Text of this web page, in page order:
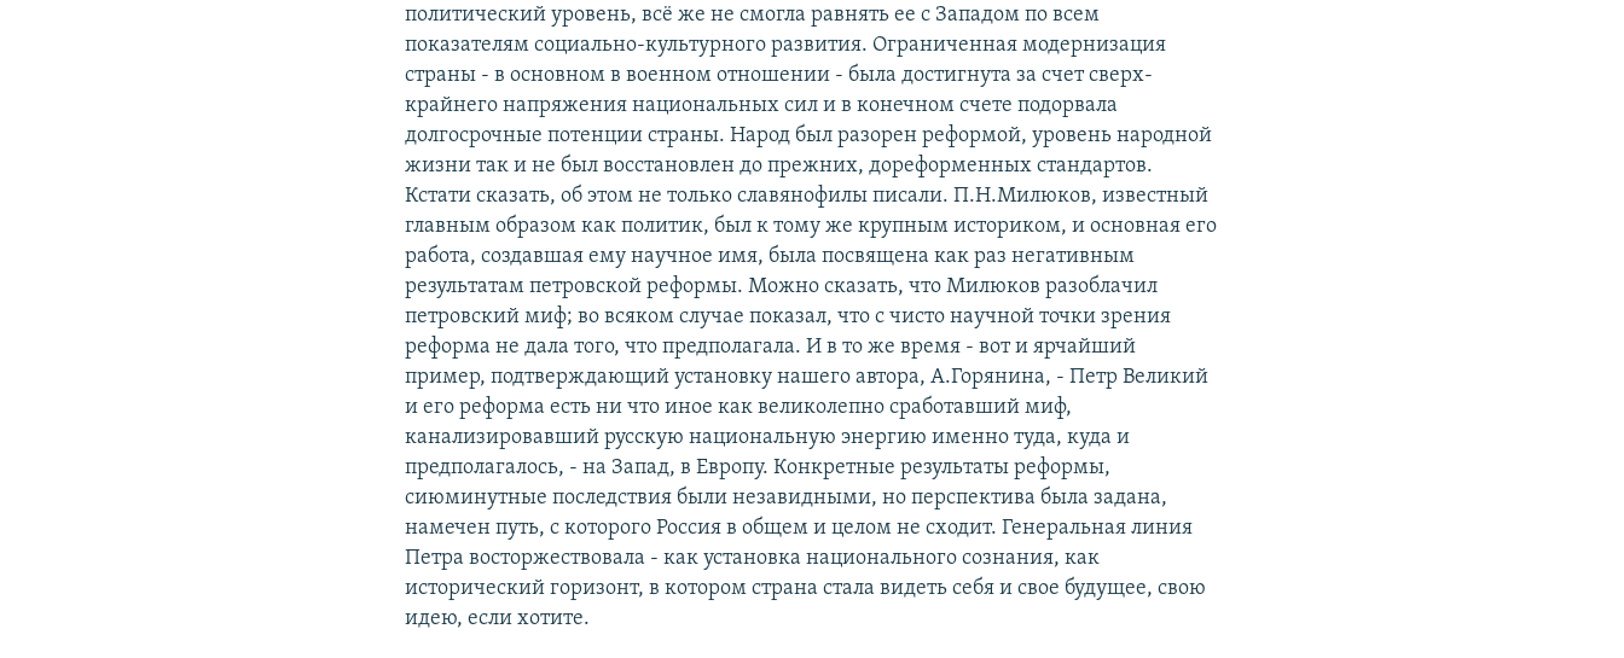
политический уровень, всё же не смогла равнять ее с Западом по всем
показателям социально-культурного развития. Ограниченная модернизация
страны - в основном в военном отношении - была достигнута за счет сверх-
крайнего напряжения национальных сил и в конечном счете подорвала
долгосрочные потенции страны. Народ был разорен реформой, уровень народной
жизни так и не был восстановлен до прежних, дореформенных стандартов.
Кстати сказать, об этом не только славянофилы писали. П.Н.Милюков, известный
главным образом как политик, был к тому же крупным историком, и основная его
работа, создавшая ему научное имя, была посвящена как раз негативным
результатам петровской реформы. Можно сказать, что Милюков разоблачил
петровский миф; во всяком случае показал, что с чисто научной точки зрения
реформа не дала того, что предполагала. И в то же время - вот и ярчайший
пример, подтверждающий установку нашего автора, А.Горянина, - Петр Великий
и его реформа есть ни что иное как великолепно сработавший миф,
канализировавший русскую национальную энергию именно туда, куда и
предполагалось, - на Запад, в Европу. Конкретные результаты реформы,
сиюминутные последствия были незавидными, но перспектива была задана,
намечен путь, с которого Россия в общем и целом не сходит. Генеральная линия
Петра восторжествовала - как установка национального сознания, как
исторический горизонт, в котором страна стала видеть себя и свое будущее, свою
идею, если хотите.